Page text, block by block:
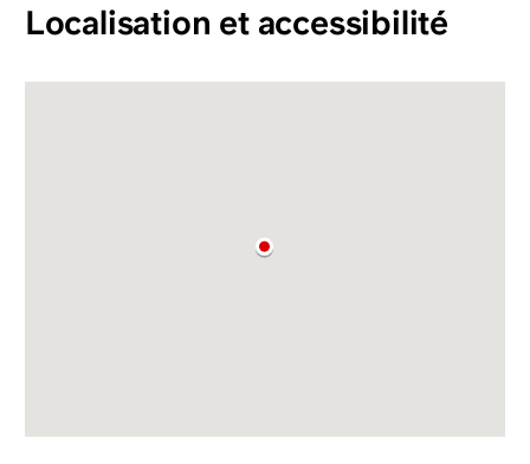
Localisation et accessibilité